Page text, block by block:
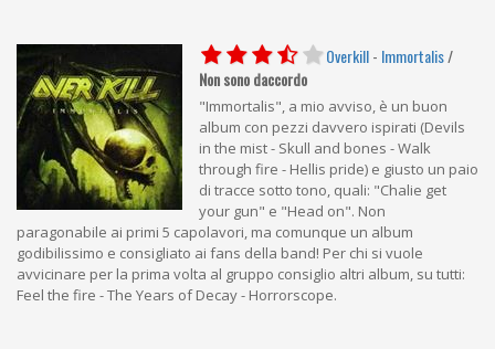
Overkill- Immortalis/
Non sono daccordo
"Immortalis", a mio avviso, è un buon
album con pezzi davvero ispirati (Devils
in the mist - Skull and bones - Walk
through fire - Hellis pride) e giusto un paio
di tracce sotto tono, quali: "Chalie get
your gun" e "Head on". Non
paragonabile ai primi 5 capolavori, ma comunque un album
godibilissimo e consigliato ai fans della band! Per chi si vuole
avvicinare per la prima volta al gruppo consiglio altri album, su tutti:
Feel the fire - The Years of Decay - Horrorscope.